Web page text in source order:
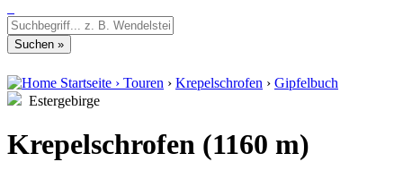
Startseite › Touren › Krepelschrofen › Gipfelbuch
Estergebirge
Krepelschrofen (1160 m)